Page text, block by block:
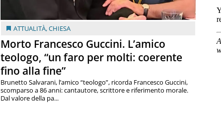
ATTUALITÀ,CHIESA
Morto Francesco Guccini. L’amico
teologo, “un faro per molti: coerente
fino alla fine”
Brunetto Salvarani, l’amico “teologo”, ricorda Francesco Guccini,
scomparso a 86 anni: cantautore, scrittore e riferimento morale.
Dal valore della pa...